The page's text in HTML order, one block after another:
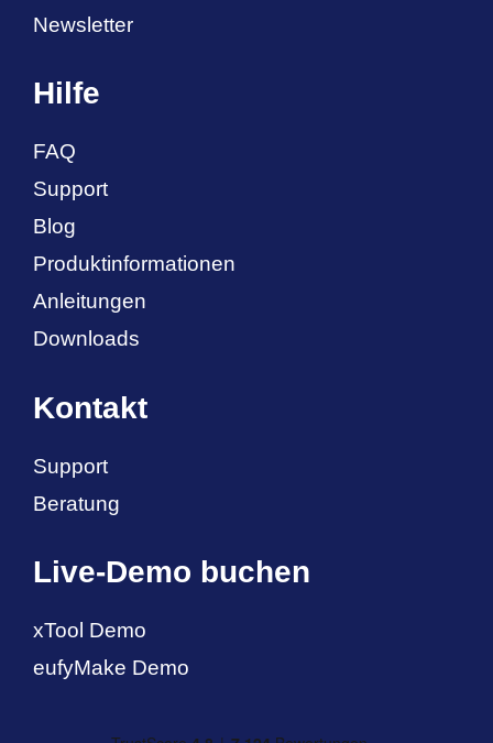
Newsletter
Hilfe
FAQ
Support
Blog
Produktinformationen
Anleitungen
Downloads
Kontakt
Support
Beratung
Live-Demo buchen
xTool Demo
eufyMake Demo